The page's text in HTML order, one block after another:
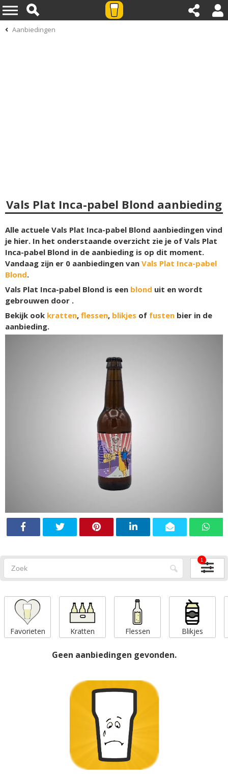
Aanbiedingen
Vals Plat Inca-pabel Blond aanbieding
Alle actuele Vals Plat Inca-pabel Blond aanbiedingen vind
je hier. In het onderstaande overzicht zie je of Vals Plat
Inca-pabel Blond in de aanbieding is op dit moment.
Vandaag zijn er 0 aanbiedingen van Vals Plat Inca-pabel
Blond.
Vals Plat Inca-pabel Blond is een blond uit en wordt
gebrouwen door .
Bekijk ook kratten, flessen, blikjes of fusten bier in de
aanbieding.
1
Favorieten Kratten Flessen Blikjes
Geen aanbiedingen gevonden.